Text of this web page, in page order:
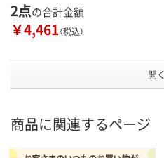
2点の合計金額
￥4,461（税込）
開く
商品に関連するページ